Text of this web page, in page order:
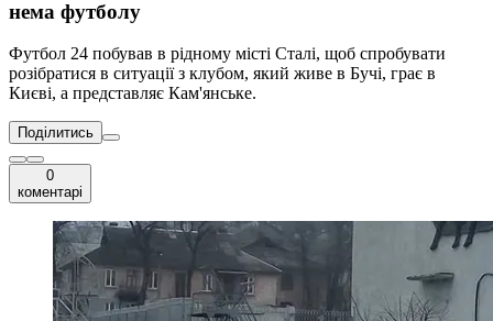
нема футболу
Футбол 24 побував в рідному місті Сталі, щоб спробувати
розібратися в ситуації з клубом, який живе в Бучі, грає в
Києві, а представляє Кам'янське.
Поділитись
0
коментарі